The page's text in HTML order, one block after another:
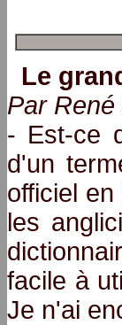
Le
Par
- Est-ce
d'un
officiel
les
facile à
Je n'ai